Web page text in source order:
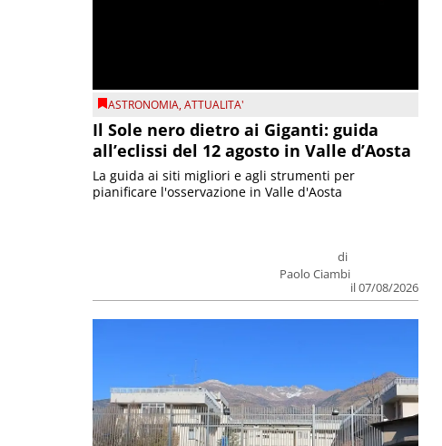
ASTRONOMIA,ATTUALITA'
Il Sole nero dietro ai Giganti: guida
all’eclissi del 12 agosto in Valle d’Aosta
di
Paolo Ciambi
il 07/08/2026
La guida ai siti migliori e agli strumenti per
pianificare l'osservazione in Valle d'Aosta